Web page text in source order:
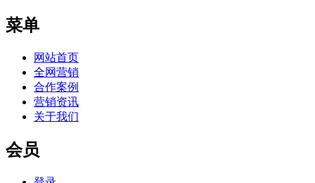
菜单
网站首页
全网营销
合作案例
营销资讯
关于我们
会员